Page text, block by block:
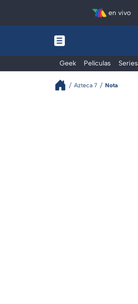
en vivo
Geek Películas Series
Azteca 7 Nota